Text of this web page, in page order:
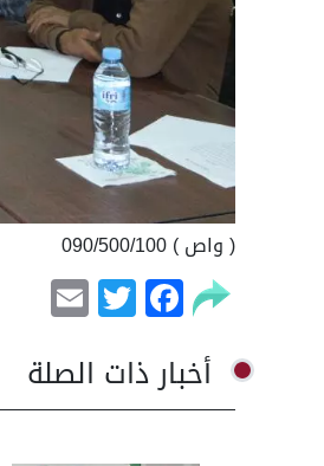
( واص ) 090/500/100
Facebook
Twitter
أخبار ذات الصلة